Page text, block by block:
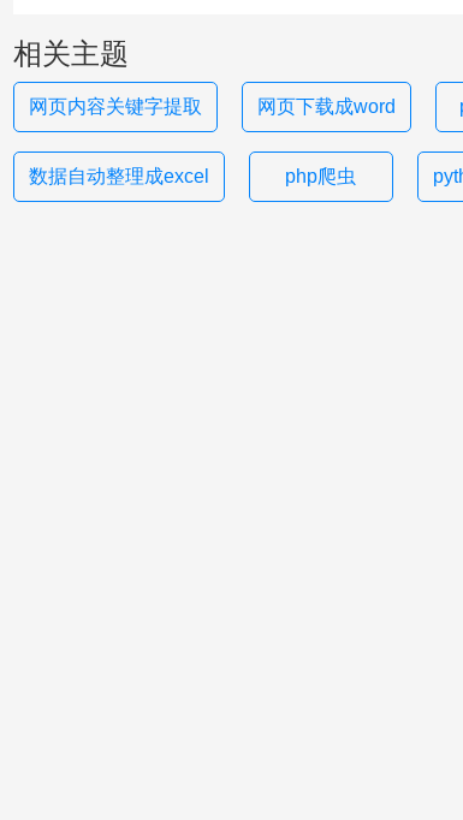
相关主题
网页内容关键字提取 网页下载成word
数据自动整理成excel php爬虫